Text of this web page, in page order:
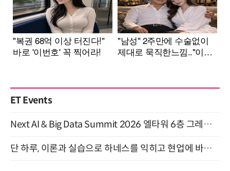
ET Events
Next AI & Big Data Summit 2026 엘타워 6층 그레이스홀 개최 (9/18)
단 하루, 이론과 실습으로 하네스를 익히고 현업에 바로 쓰는 핸즈온 워크숍 (8/20)